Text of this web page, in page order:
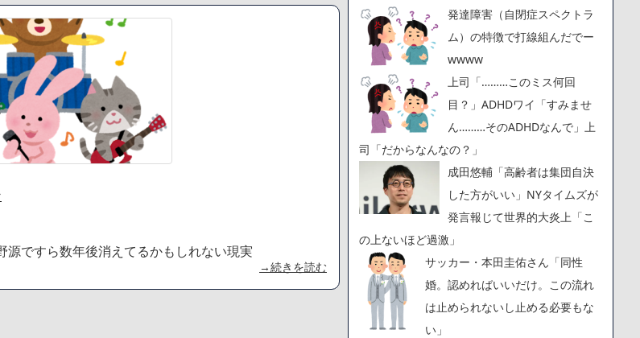
ですら数年後消えてるかもしれない現実
→続きを読む
発達障害（自閉症スペクトラ
ム）の特徴で打線組んだでー
wwww
上司「………このミス何回
目？」ADHDワイ「すみませ
ん………そのADHDなんで」上
司「だからなんなの？」
成田悠輔「高齢者は集団自決
した方がいい」NYタイムズが
発言報じて世界的大炎上「こ
の上ないほど過激」
サッカー・本田圭佑さん「同性
婚。認めればいいだけ。この流れ
は止められないし止める必要もな
い」